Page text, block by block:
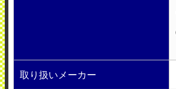
取り扱いメーカー